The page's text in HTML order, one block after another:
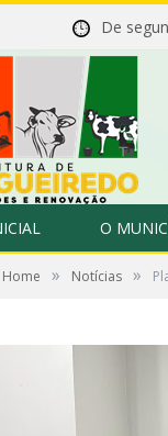
De
O
Home » Notícias »